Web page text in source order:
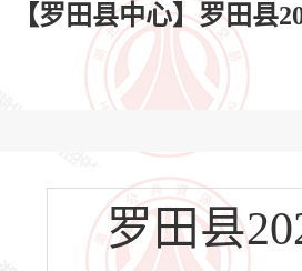
【罗田县中心】罗田县
罗田县